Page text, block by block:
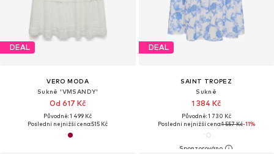
DEAL
VERO MODA
Sukně 'VMSANDY'
Od 617 Kč
Původně: 1 499 Kč
Poslední nejnižší cena:515 Kč
DEAL
SAINT TROPEZ
Sukně
1 384 Kč
Původně: 1 730 Kč
Poslední nejnižší cena:1 557 Kč-11%